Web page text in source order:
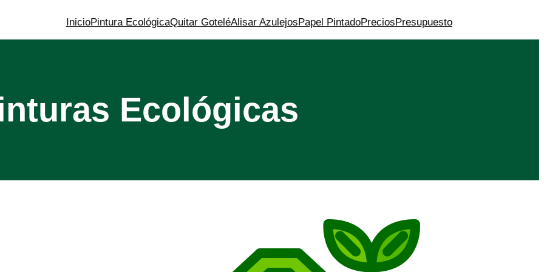
InicioPintura EcológicaQuitar GoteléAlisar AzulejosPapel PintadoPreciosPresupuesto
Ecológicas